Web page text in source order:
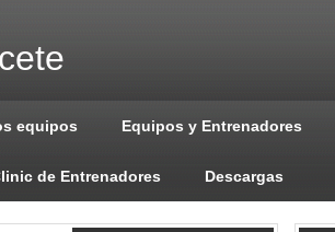
equipos Equipos y Entrenadores
de Entrenadores Descargas